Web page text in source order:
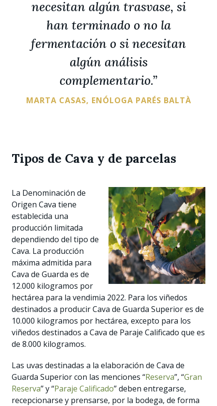
necesitan algún trasvase, si
han terminado o no la
fermentación o si necesitan
algún análisis
complementario.”
MARTA CASAS, ENÓLOGA PARÉS BALTÀ
Tipos de Cava y de parcelas
La Denominación de
Origen Cava tiene
establecida una
producción limitada
dependiendo del tipo de
Cava. La producción
máxima admitida para
Cava de Guarda es de
12.000 kilogramos por
hectárea para la vendimia 2022. Para los viñedos
destinados a producir Cava de Guarda Superior es de
10.000 kilogramos por hectárea, excepto para los
viñedos destinados a Cava de Paraje Calificado que es
de 8.000 kilogramos.
Las uvas destinadas a la elaboración de Cava de
Guarda Superior con las menciones “Reserva”, “Gran
Reserva” y “Paraje Calificado” deben entregarse,
recepcionarse y prensarse, por la bodega, de forma